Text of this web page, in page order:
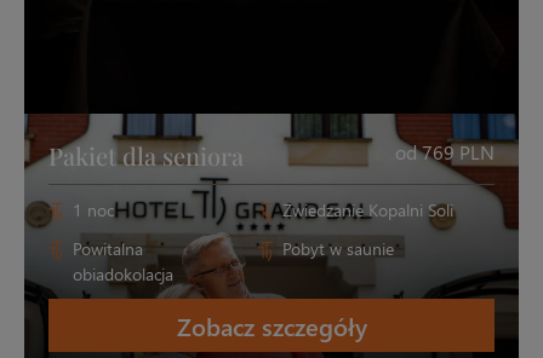
Pakiet dla seniora od 769 PLN
1 noc
Powitalna
obiadokolacja
Zwiedzanie Kopalni Soli
Pobyt w saunie
Zobacz szczegóły